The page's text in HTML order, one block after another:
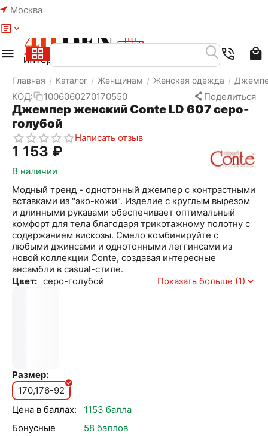
Москва
Главная / Каталог / Женщинам / Женская одежда /
КОД: 1006060270170550 Поделиться
Джемпер женский Conte LD 607 серо-
голубой
Написать отзыв
1 153 ₽
В наличии
Модный тренд - однотонный джемпер с контрастными
вставками из "эко-кожи". Изделие с круглым вырезом
и длинными рукавами обеспечивает оптимальный
комфорт для тела благодаря трикотажному полотну с
содержанием вискозы. Смело комбинируйте с
любыми джинсами и однотонными леггинсами из
новой коллекции Conte, создавая интересные
ансамбли в casual-стиле.
Цвет: серо-голубой Показать больше (1)
Размер:
170,176-92
Цена в баллах:
1153 балла
Бонусные
58 баллов
Меню